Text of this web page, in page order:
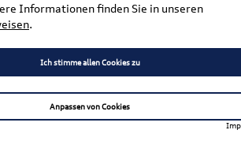
Q8 (4M)
Satz
041
Informationen finden Sie in unseren
.
Ich stimme allen Cookies zu
Anpassen von Cookies